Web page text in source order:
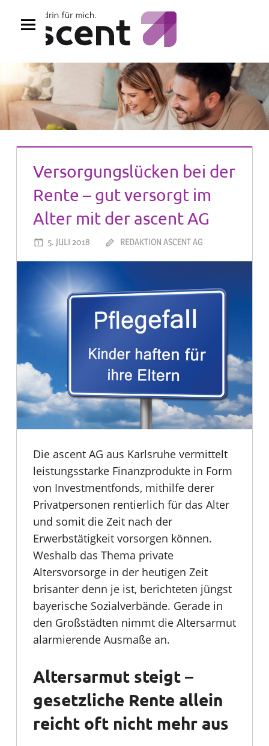
Inhalt
Versorgungslücken bei der
Rente – gut versorgt im
Alter mit der ascent AG
5. JULI 2018 REDAKTION ASCENT AG
Die ascent AG aus Karlsruhe vermittelt
leistungsstarke Finanzprodukte in Form
von Investmentfonds, mithilfe derer
Privatpersonen rentierlich für das Alter
und somit die Zeit nach der
Erwerbstätigkeit vorsorgen können.
Weshalb das Thema private
Altersvorsorge in der heutigen Zeit
brisanter denn je ist, berichteten jüngst
bayerische Sozialverbände. Gerade in
den Großstädten nimmt die Altersarmut
alarmierende Ausmaße an.
Altersarmut steigt –
gesetzliche Rente allein
reicht oft nicht mehr aus